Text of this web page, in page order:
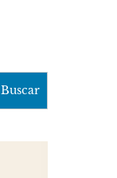
Buscar